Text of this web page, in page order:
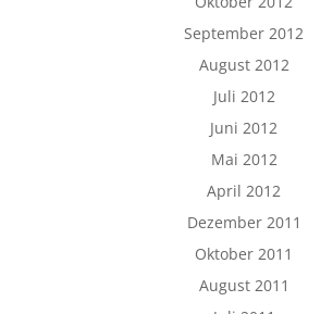
September 2012
August 2012
Juli 2012
Juni 2012
Mai 2012
April 2012
Dezember 2011
Oktober 2011
August 2011